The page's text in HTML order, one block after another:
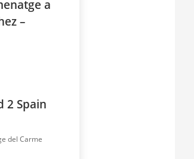
a
–
2 Spain
del Carme